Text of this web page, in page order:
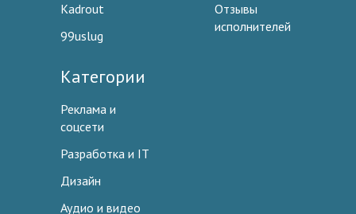
Kadrout
99uslug
Отзывы
исполнителей
Категории
Реклама и
соцсети
Разработка и IT
Дизайн
Аудио и видео